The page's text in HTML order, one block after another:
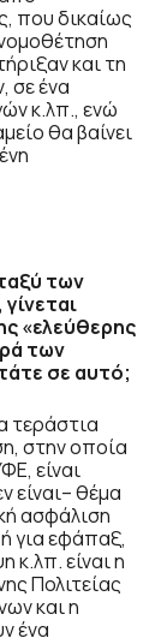
που δικαίως
και τη
σε ένα
κ.λπ., ενώ
θα βαίνει
των
«ελεύθερης
των
σε αυτό;
τεράστια
στην οποία
είναι
είναι– θέμα
ασφάλιση
ή για εφάπαξ,
κ.λπ. είναι η
Πολιτείας
και η
ένα